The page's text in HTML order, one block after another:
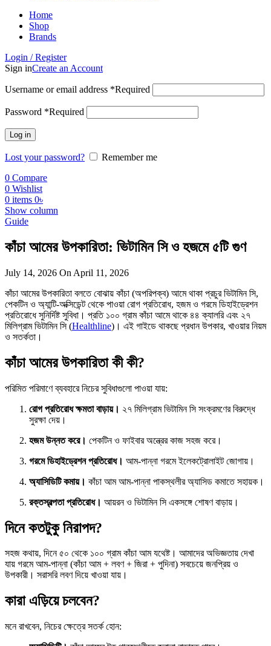
Home
Shop
Brands
Login / Register
Sign inCreate an Account
Username or email address *Required
Password *Required
Log in
Lost your password?
Remember me
0 Compare
0 Wishlist
0 items 0৳
Show column
Guide
কাঁচা আমের উপকারিতা: ভিটামিন সি ও হজমে ৫টি গুণ
July 14, 2026 On April 11, 2026
কাঁচা আমের উপকারিতা বলতে বোঝায় কাঁচা (অপরিপক্ব) আমে থাকা প্রচুর ভিটামিন সি,
পেকটিন ও অ্যান্টি-অক্সিডেন্ট থেকে পাওয়া রোগ প্রতিরোধ, হজম ও গরমে ডিহাইড্রেশন
প্রতিরোধে সুনির্দিষ্ট সুবিধা। প্রতি ১০০ গ্রাম কাঁচা আমে থাকে ৪৪ ক্যালরি এবং ২৭
মিলিগ্রাম ভিটামিন সি (Healthline)। এই গাইডে থাকছে প্রধান উপকার, খাওয়ার নিয়ম
ও সতর্কতা।
কাঁচা আমের উপকারিতা কী কী?
পরিমিত পরিমাণে ব্যবহারে নিচের সুবিধাগুলো পাওয়া যায়:
রোগ প্রতিরোধ ক্ষমতা বাড়ায়। ২৭ মিলিগ্রাম ভিটামিন সি সংক্রমণের বিরুদ্ধে
সুরক্ষা দেয়।
হজম উন্নত করে। পেকটিন ও ফাইবার অন্ত্রের কাজ সহজ করে।
গরমে ডিহাইড্রেশন প্রতিরোধ। আম-পান্না গরমে ইলেকট্রোলাইট জোগায়।
অ্যাসিডিটি কমায়। কাঁচা আম আম-পান্না পাকস্থলীর অ্যাসিড কমাতে সহায়ক।
রক্তস্বল্পতা প্রতিরোধ। আয়রন ও ভিটামিন সি একসঙ্গে শোষণ বাড়ায়।
দিনে কতটুকু নিরাপদ?
সহজ কথায়, দিনে ৫০ থেকে ১০০ গ্রাম কাঁচা আম যথেষ্ট। আমাদের অভিজ্ঞতায় দেখা
যায় গরমে আম-পান্না (কাঁচা আম + লবণ + জিরা + পুদিনা) সবচেয়ে জনপ্রিয় ও
উপকারী। সরাসরি লবণ দিয়ে খাওয়া যায়।
কারা এড়িয়ে চলবেন?
মনে রাখবেন, নিচের ক্ষেত্রে সতর্ক হোন: